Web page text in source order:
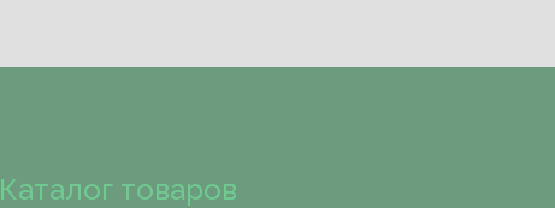
Каталог товаров